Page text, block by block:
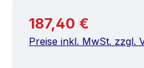
Regulärer Preis:
187,40 €
Preise inkl. MwSt. zzgl.